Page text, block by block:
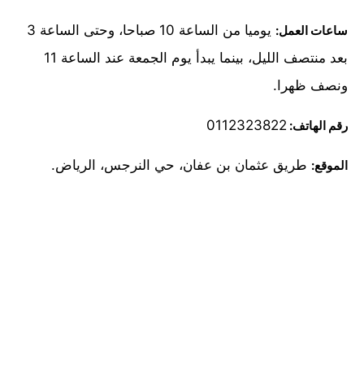
ساعات العمل:
يوميا من الساعة 10 صباحا، وحتى الساعة 3
بعد منتصف الليل، بينما يبدأ يوم الجمعة عند الساعة 11
ونصف ظهرا.
رقم الهاتف: 0112323822
الموقع: طريق عثمان بن عفان، حي النرجس، الرياض.